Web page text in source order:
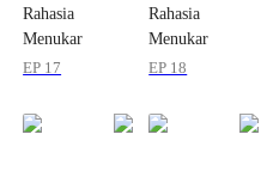
Rahasia
Menukar
Kembali
EP 17
Rahasia
Menukar
Kembali
EP 18